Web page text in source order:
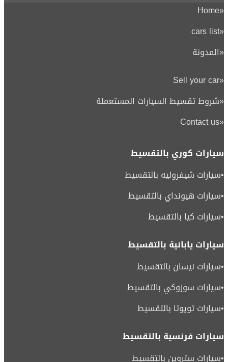
«
Home
«
cars list
«المدونة
«
Sell your car
«شروط تقسيط السيارات المستعملة
«
Contact us
سيارات كوري بالتقسيط
•سيارات شيفروليه بالتقسيط
•سيارات هيونداي بالتقسيط
•سيارات كيا بالتقسيط
سيارات يابانية بالتقسيط
•سيارات نيسان بالتقسيط
•سيارات سوزوكي بالتقسيط
•سيارات تويوتا بالتقسيط
سيارات فرنسية بالتقسيط
•سيارات ستروين بالتقسيط